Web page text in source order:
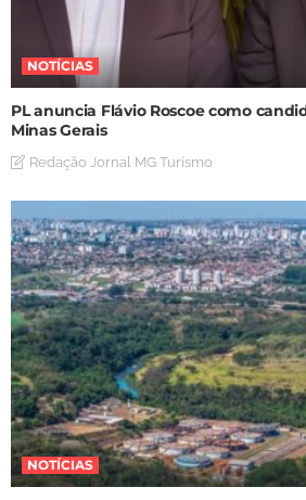
NOTÍCIAS
PL anuncia Flávio Roscoe como
Minas Gerais
Redação Jornal MG Turismo
NOTÍCIAS